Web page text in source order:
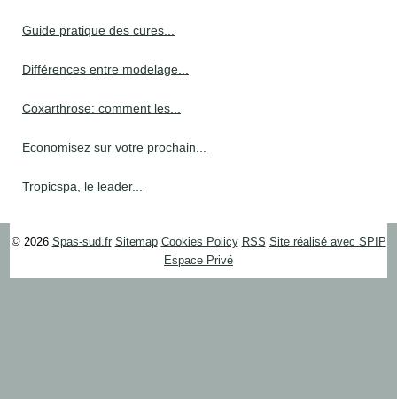
Guide pratique des cures...
Différences entre modelage...
Coxarthrose: comment les...
Economisez sur votre prochain...
Tropicspa, le leader...
© 2026 Spas-sud.fr Sitemap Cookies Policy RSS Site réalisé avec SPIP
Espace Privé